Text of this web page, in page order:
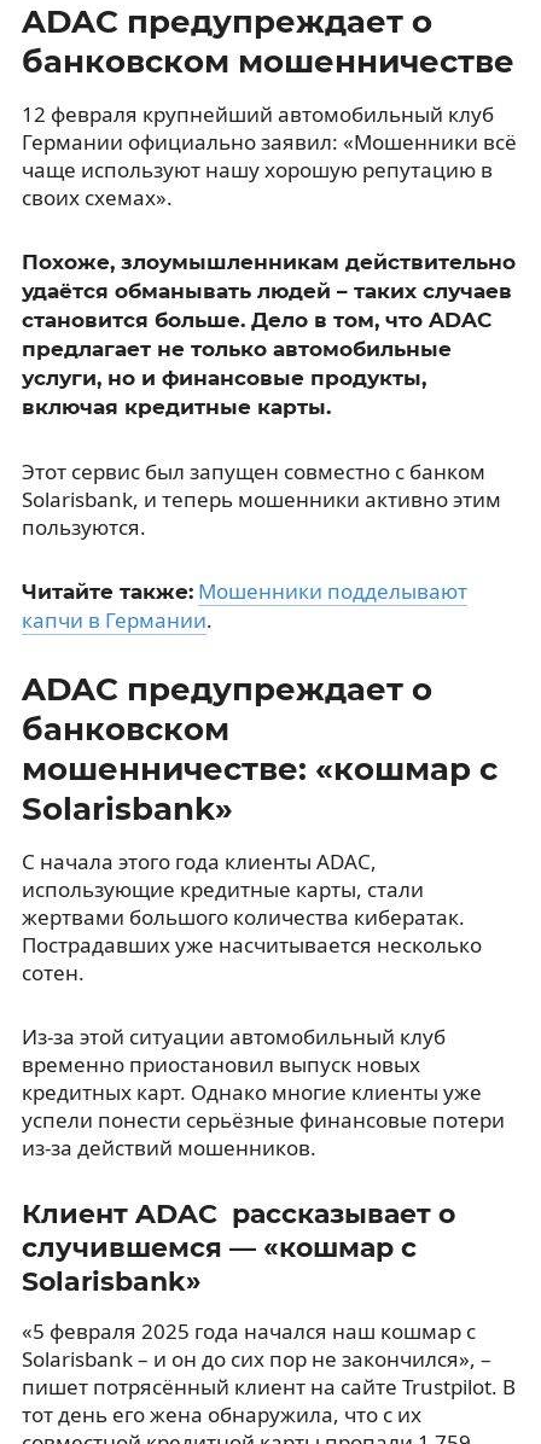
ADAC предупреждает о
банковском мошенничестве
12 февраля крупнейший автомобильный клуб
Германии официально заявил: «Мошенники всё
чаще используют нашу хорошую репутацию в
своих схемах».
Похоже, злоумышленникам действительно
удаётся обманывать людей – таких случаев
становится больше. Дело в том, что ADAC
предлагает не только автомобильные
услуги, но и финансовые продукты,
включая кредитные карты.
Этот сервис был запущен совместно с банком
Solarisbank, и теперь мошенники активно этим
пользуются.
Читайте также: Мошенники подделывают
капчи в Германии.
ADAC предупреждает о
банковском
мошенничестве: «кошмар с
Solarisbank»
С начала этого года клиенты ADAC,
использующие кредитные карты, стали
жертвами большого количества кибератак.
Пострадавших уже насчитывается несколько
сотен.
Из-за этой ситуации автомобильный клуб
временно приостановил выпуск новых
кредитных карт. Однако многие клиенты уже
успели понести серьёзные финансовые потери
из-за действий мошенников.
Клиент ADAC рассказывает о
случившемся — «кошмар с
Solarisbank»
«5 февраля 2025 года начался наш кошмар с
Solarisbank – и он до сих пор не закончился», –
пишет потрясённый клиент на сайте Trustpilot. В
тот день его жена обнаружила, что с их